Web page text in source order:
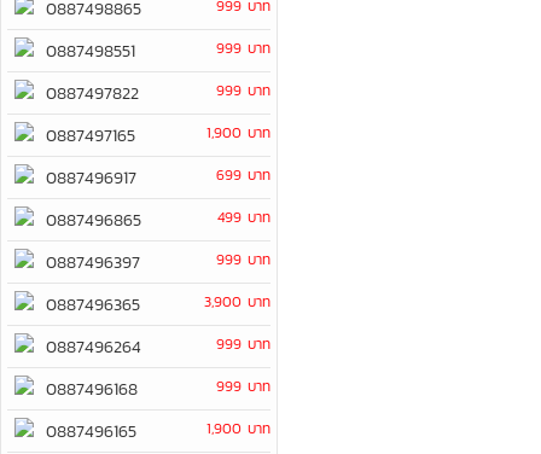
0887498865 999 บาท
0887498551 999 บาท
0887497822 999 บาท
0887497165 1,900 บาท
0887496917 699 บาท
0887496865 499 บาท
0887496397 999 บาท
0887496365 3,900 บาท
0887496264 999 บาท
0887496168 999 บาท
0887496165 1,900 บาท